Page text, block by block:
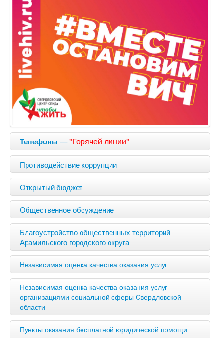
Телефоны —"Горячей линии"
Противодействие коррупции
Открытый бюджет
Общественное обсуждение
Благоустройство общественных территорий
Арамильского городского округа
Независимая оценка качества оказания услуг
Независимая оценка качества оказания услуг
организациями социальной сферы Свердловской
области
Пункты оказания бесплатной юридической помощи